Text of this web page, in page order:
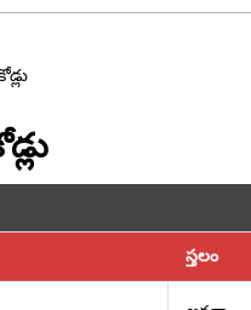
స్తలం